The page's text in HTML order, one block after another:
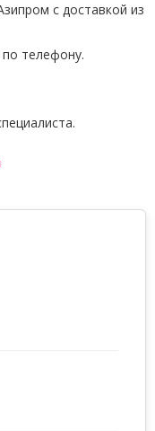
с доставкой из
телефону.